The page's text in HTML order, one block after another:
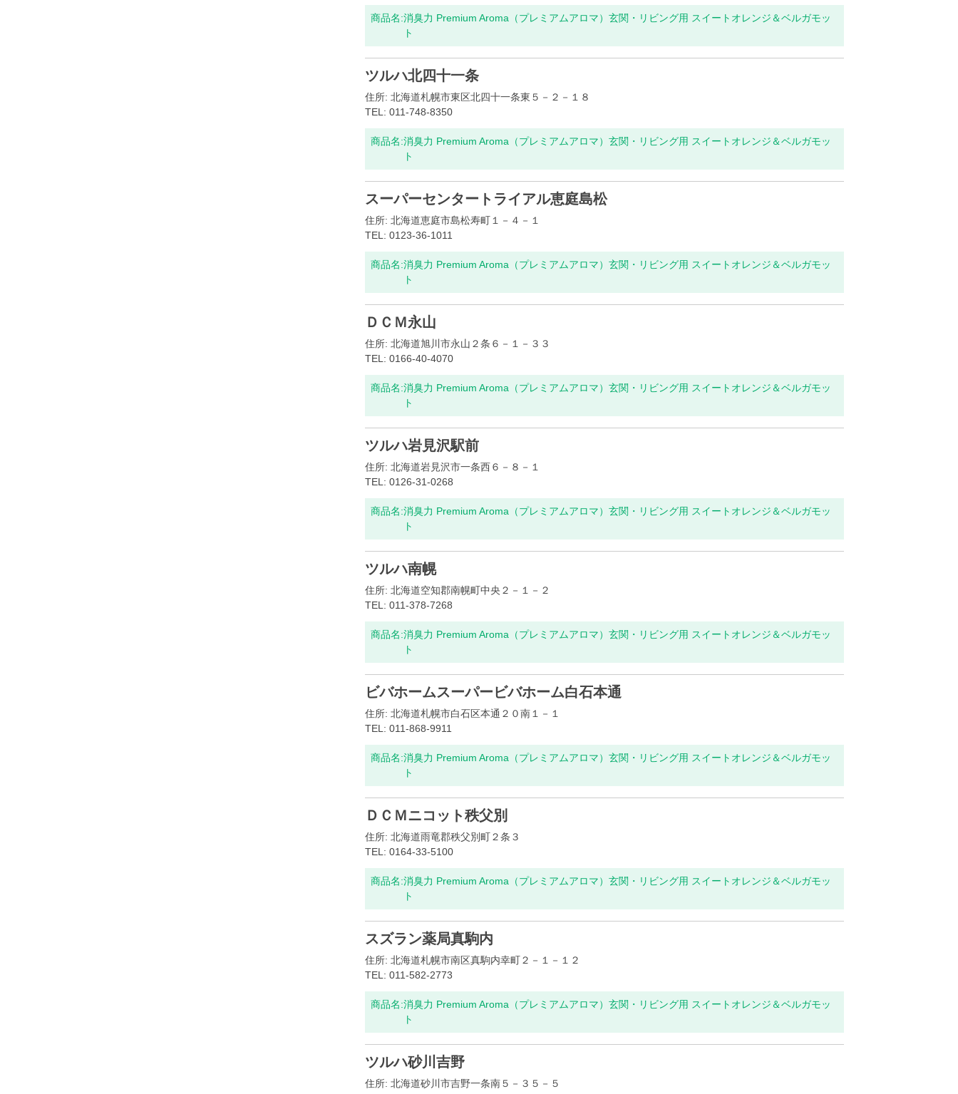
商品名:消臭力 Premium Aroma（プレミアムアロマ）玄関・リビング用 スイートオレンジ＆ベルガモッ
ト
ツルハ北四十一条
住所: 北海道札幌市東区北四十一条東５－２－１８
TEL: 011-748-8350
商品名:消臭力 Premium Aroma（プレミアムアロマ）玄関・リビング用 スイートオレンジ＆ベルガモッ
ト
スーパーセンタートライアル恵庭島松
住所: 北海道恵庭市島松寿町１－４－１
TEL: 0123-36-1011
商品名:消臭力 Premium Aroma（プレミアムアロマ）玄関・リビング用 スイートオレンジ＆ベルガモッ
ト
ＤＣＭ永山
住所: 北海道旭川市永山２条６－１－３３
TEL: 0166-40-4070
商品名:消臭力 Premium Aroma（プレミアムアロマ）玄関・リビング用 スイートオレンジ＆ベルガモッ
ト
ツルハ岩見沢駅前
住所: 北海道岩見沢市一条西６－８－１
TEL: 0126-31-0268
商品名:消臭力 Premium Aroma（プレミアムアロマ）玄関・リビング用 スイートオレンジ＆ベルガモッ
ト
ツルハ南幌
住所: 北海道空知郡南幌町中央２－１－２
TEL: 011-378-7268
商品名:消臭力 Premium Aroma（プレミアムアロマ）玄関・リビング用 スイートオレンジ＆ベルガモッ
ト
ビバホームスーパービバホーム白石本通
住所: 北海道札幌市白石区本通２０南１－１
TEL: 011-868-9911
商品名:消臭力 Premium Aroma（プレミアムアロマ）玄関・リビング用 スイートオレンジ＆ベルガモッ
ト
ＤＣＭニコット秩父別
住所: 北海道雨竜郡秩父別町２条３
TEL: 0164-33-5100
商品名:消臭力 Premium Aroma（プレミアムアロマ）玄関・リビング用 スイートオレンジ＆ベルガモッ
ト
スズラン薬局真駒内
住所: 北海道札幌市南区真駒内幸町２－１－１２
TEL: 011-582-2773
商品名:消臭力 Premium Aroma（プレミアムアロマ）玄関・リビング用 スイートオレンジ＆ベルガモッ
ト
ツルハ砂川吉野
住所: 北海道砂川市吉野一条南５－３５－５